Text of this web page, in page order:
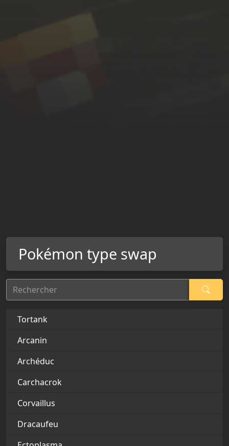
Pokémon type swap
Rechercher
Tortank
Arcanin
Archéduc
Carchacrok
Corvaillus
Dracaufeu